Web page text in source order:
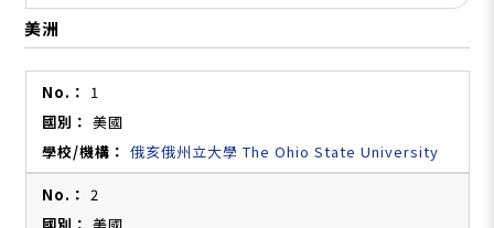
美洲
1
美國
俄亥俄州立大學 The Ohio State University
2